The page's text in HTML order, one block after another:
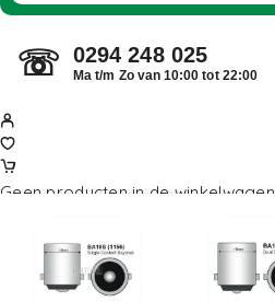
☏ 0294 248 025
Ma t/m Zo van 10:00 tot 22:00
Geen producten in de winkelwagen.